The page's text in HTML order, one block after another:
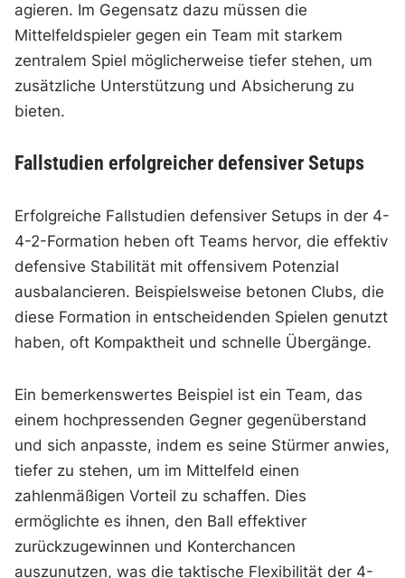
agieren. Im Gegensatz dazu müssen die
Mittelfeldspieler gegen ein Team mit starkem
zentralem Spiel möglicherweise tiefer stehen, um
zusätzliche Unterstützung und Absicherung zu
bieten.
Fallstudien erfolgreicher defensiver Setups
Erfolgreiche Fallstudien defensiver Setups in der 4-
4-2-Formation heben oft Teams hervor, die effektiv
defensive Stabilität mit offensivem Potenzial
ausbalancieren. Beispielsweise betonen Clubs, die
diese Formation in entscheidenden Spielen genutzt
haben, oft Kompaktheit und schnelle Übergänge.
Ein bemerkenswertes Beispiel ist ein Team, das
einem hochpressenden Gegner gegenüberstand
und sich anpasste, indem es seine Stürmer anwies,
tiefer zu stehen, um im Mittelfeld einen
zahlenmäßigen Vorteil zu schaffen. Dies
ermöglichte es ihnen, den Ball effektiver
zurückzugewinnen und Konterchancen
auszunutzen, was die taktische Flexibilität der 4-